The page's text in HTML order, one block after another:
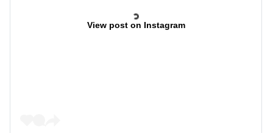
View post on Instagram